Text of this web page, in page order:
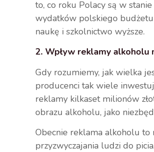
to, co roku Polacy są w
wydatków polskiego budżetu
naukę i szkolnictwo wyższe.
2. Wpływ reklamy alkoholu
Gdy rozumiemy, jak wielka
producenci tak wiele
reklamy kilkaset milionów
obrazu alkoholu, jako
Obecnie reklama alkoholu to
przyzwyczajania ludzi do